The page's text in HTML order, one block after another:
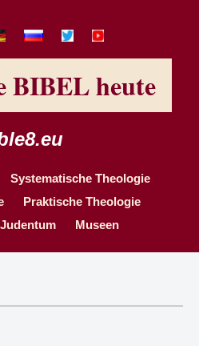
BIBEL heute
Systematische Theologie
Praktische Theologie
Judentum Museen